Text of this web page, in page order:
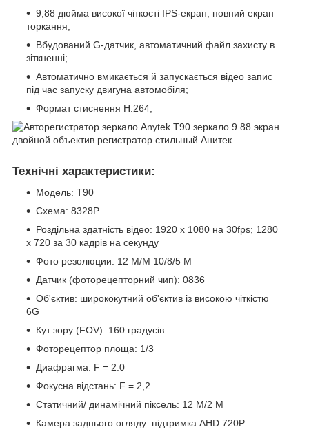
9,88 дюйма високої чіткості IPS-екран, повний екран
торкання;
Вбудований G-датчик, автоматичний файл захисту в
зіткненні;
Автоматично вмикається й запускається відео запис
під час запуску двигуна автомобіля;
Формат стиснення H.264;
Технічні характеристики:
Модель: T90
Схема: 8328P
Роздільна здатність відео: 1920 x 1080 на 30fps; 1280
x 720 за 30 кадрів на секунду
Фото резолюции: 12 М/М 10/8/5 М
Датчик (фоторецепторний чип): 0836
Об'єктив: ширококутний об'єктив із високою чіткістю
6G
Кут зору (FOV): 160 градусів
Фоторецептор площа: 1/3
Диафрагма: F = 2.0
Фокусна відстань: F = 2,2
Статичний/ динамічний піксель: 12 М/2 М
Камера заднього огляду: підтримка AHD 720P